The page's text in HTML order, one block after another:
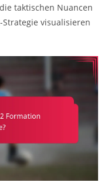
taktischen Nuancen
visualisieren